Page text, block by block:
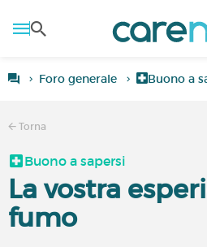
Foro generale Buono a
Torna
Buono a sapersi
La vostra
fumo